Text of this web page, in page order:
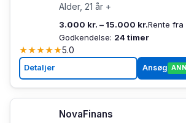
Alder, 21 år +
3.000 kr. – 15.000 kr.Rente fra
Godkendelse: 24 timer
★★★★★5.0
Detaljer Ansøg
NovaFinans